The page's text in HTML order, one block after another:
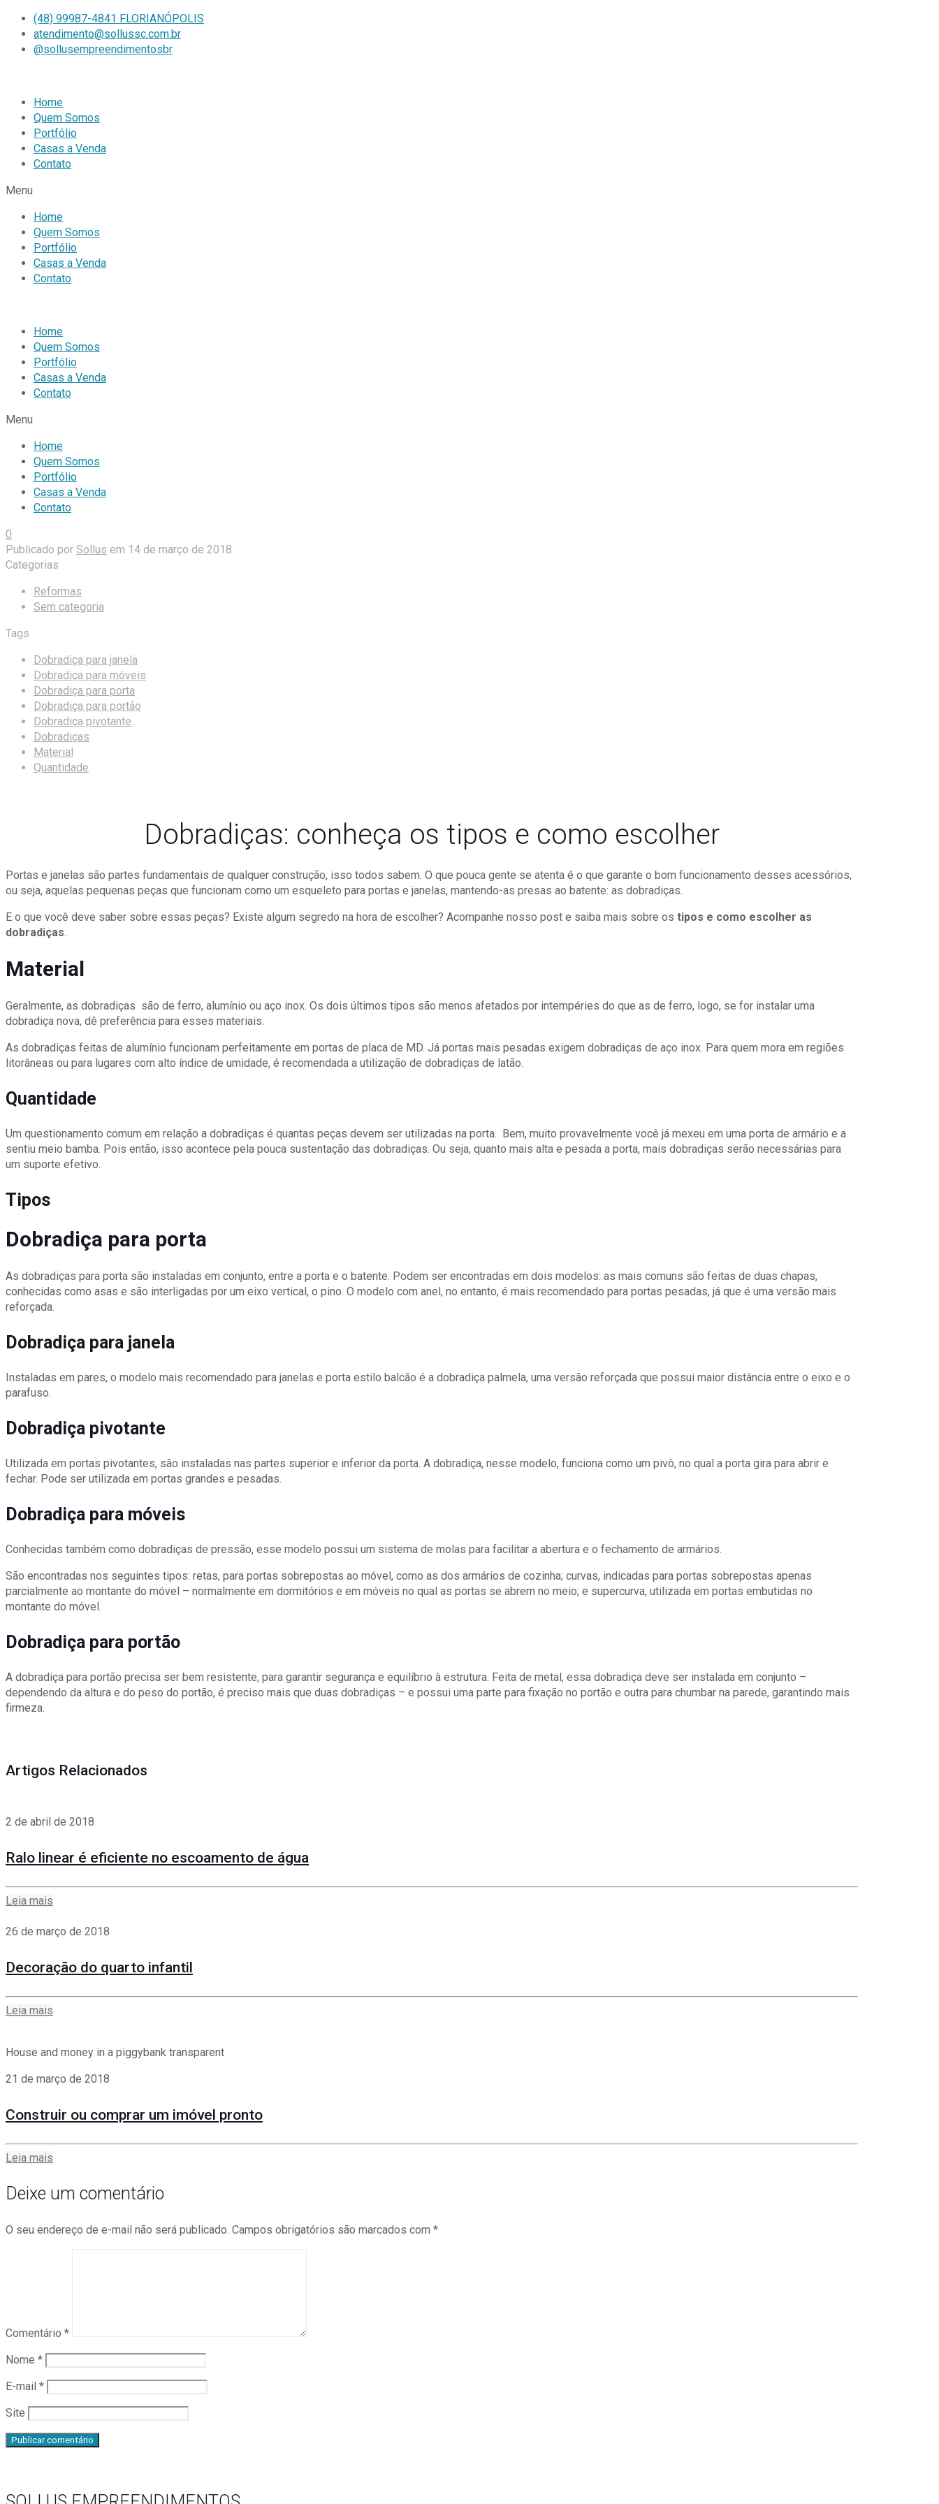
(48) 99987-4841 FLORIANÓPOLIS
atendimento@sollussc.com.br
@sollusempreendimentosbr
Home
Quem Somos
Portfólio
Casas a Venda
Contato
Menu
Home
Quem Somos
Portfólio
Casas a Venda
Contato
Home
Quem Somos
Portfólio
Casas a Venda
Contato
Menu
Home
Quem Somos
Portfólio
Casas a Venda
Contato
0
Publicado por Sollus em 14 de março de 2018
Categorias
Reformas
Sem categoria
Tags
Dobradiça para janela
Dobradiça para móveis
Dobradiça para porta
Dobradiça para portão
Dobradiça pivotante
Dobradiças
Material
Quantidade
Dobradiças: conheça os tipos e como escolher
Portas e janelas são partes fundamentais de qualquer construção, isso todos sabem. O que pouca gente se atenta é o que garante o bom funcionamento desses acessórios,
ou seja, aquelas pequenas peças que funcionam como um esqueleto para portas e janelas, mantendo-as presas ao batente: as dobradiças.
E o que você deve saber sobre essas peças? Existe algum segredo na hora de escolher? Acompanhe nosso post e saiba mais sobre os tipos e como escolher as
dobradiças
Material
Geralmente, as dobradiças são de ferro, alumínio ou aço inox. Os dois últimos tipos são menos afetados por intempéries do que as de ferro, logo, se for instalar uma
dobradiça nova, dê preferência para esses materiais.
As dobradiças feitas de alumínio funcionam perfeitamente em portas de placa de MD. Já portas mais pesadas exigem dobradiças de aço inox. Para quem mora em regiões
litorâneas ou para lugares com alto índice de umidade, é recomendada a utilização de dobradiças de latão.
Quantidade
Um questionamento comum em relação a dobradiças é quantas peças devem ser utilizadas na porta. Bem, muito provavelmente você já mexeu em uma porta de armário e a
sentiu meio bamba. Pois então, isso acontece pela pouca sustentação das dobradiças. Ou seja, quanto mais alta e pesada a porta, mais dobradiças serão necessárias para
um suporte efetivo.
Tipos
Dobradiça para porta
As dobradiças para porta são instaladas em conjunto, entre a porta e o batente. Podem ser encontradas em dois modelos: as mais comuns são feitas de duas chapas,
conhecidas como asas e são interligadas por um eixo vertical, o pino. O modelo com anel, no entanto, é mais recomendado para portas pesadas, já que é uma versão mais
reforçada.
Dobradiça para janela
Instaladas em pares, o modelo mais recomendado para janelas e porta estilo balcão é a dobradiça palmela, uma versão reforçada que possui maior distância entre o eixo e o
parafuso.
Dobradiça pivotante
Utilizada em portas pivotantes, são instaladas nas partes superior e inferior da porta. A dobradiça, nesse modelo, funciona como um pivô, no qual a porta gira para abrir e
fechar. Pode ser utilizada em portas grandes e pesadas.
Dobradiça para móveis
Conhecidas também como dobradiças de pressão, esse modelo possui um sistema de molas para facilitar a abertura e o fechamento de armários.
São encontradas nos seguintes tipos: retas, para portas sobrepostas ao móvel, como as dos armários de cozinha; curvas, indicadas para portas sobrepostas apenas
parcialmente ao montante do móvel – normalmente em dormitórios e em móveis no qual as portas se abrem no meio; e supercurva, utilizada em portas embutidas no
montante do móvel.
Dobradiça para portão
A dobradiça para portão precisa ser bem resistente, para garantir segurança e equilíbrio à estrutura. Feita de metal, essa dobradiça deve ser instalada em conjunto –
dependendo da altura e do peso do portão, é preciso mais que duas dobradiças – e possui uma parte para fixação no portão e outra para chumbar na parede, garantindo mais
firmeza.
Artigos Relacionados
2 de abril de 2018
Ralo linear é eficiente no escoamento de água
Leia mais
26 de março de 2018
Decoração do quarto infantil
Leia mais
House and money in a piggybank transparent
21 de março de 2018
Construir ou comprar um imóvel pronto
Leia mais
Deixe um comentário
O seu endereço de e-mail não será publicado. Campos obrigatórios são marcados com *
Comentário *
Nome *
E-mail *
Site